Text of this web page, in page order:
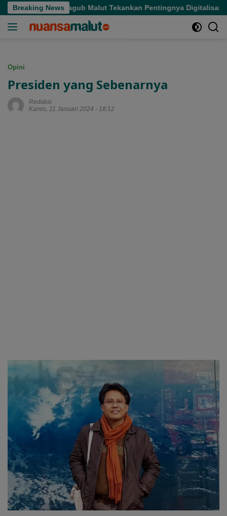
Langsung
ke
Breaking News
Wagub Malut Tekankan Pentingnya Digitalisasi
Opini
Presiden yang Sebenarnya
Redaksi
Kamis, 11 Januari 2024 - 18:12